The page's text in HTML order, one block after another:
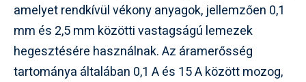
amelyet rendkívül vékony anyagok, jellemzően 0,1
mm és 2,5 mm közötti vastagságú lemezek
hegesztésére használnak. Az áramerősség
tartománya általában 0,1 A és 15 A között mozog,